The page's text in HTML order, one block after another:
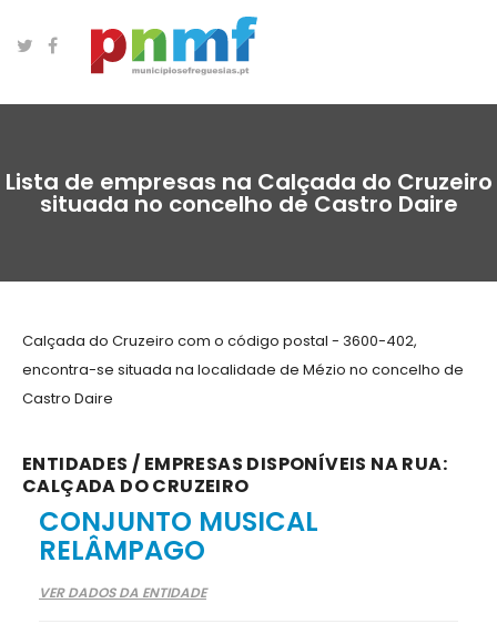
Lista de empresas na Calçada do Cruzeiro
situada no concelho de Castro Daire
Calçada do Cruzeiro com o código postal - 3600-402,
encontra-se situada na localidade de Mézio no concelho de
Castro Daire
ENTIDADES / EMPRESAS DISPONÍVEIS NA RUA:
CALÇADA DO CRUZEIRO
CONJUNTO MUSICAL
RELÂMPAGO
VER DADOS DA ENTIDADE